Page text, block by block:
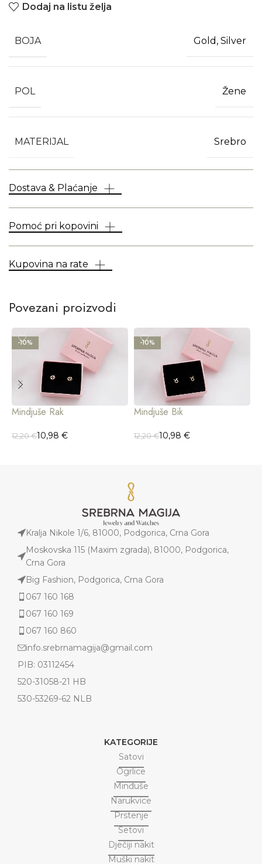
Dodaj na listu želja
BOJA Gold, Silver
POL Žene
MATERIJAL Srebro
Dostava & Plaćanje
Pomoć pri kopovini
Kupovina na rate
Povezani proizvodi
-10%
Mindjuše Rak
12,20€10,98 €
-10%
Mindjuše Bik
12,20€10,98 €
Kralja Nikole 1/6, 81000, Podgorica, Crna Gora
Moskovska 115 (Maxim zgrada), 81000, Podgorica,
Crna Gora
Big Fashion, Podgorica, Crna Gora
067 160 168
067 160 169
067 160 860
info.srebrnamagija@gmail.com
PIB: 03112454
520-31058-21 HB
530-53269-62 NLB
KATEGORIJE
Satovi
Ogrlice
Minđuše
Narukvice
Prstenje
Setovi
Dječiji nakit
Muški nakit